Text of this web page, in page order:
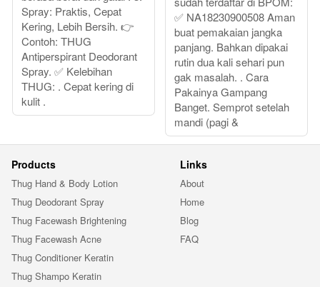
Spray: Praktis, Cepat
Kering, Lebih Bersih. 👉
Contoh: THUG
Antiperspirant Deodorant
Spray. ✅ Kelebihan
THUG: . Cepat kering di
kulit .
✅ NA18230900508 Aman
buat pemakaian jangka
panjang. Bahkan dipakai
rutin dua kali sehari pun
gak masalah. . Cara
Pakainya Gampang
Banget. Semprot setelah
mandi (pagi &
Products
Thug Hand & Body Lotion
Thug Deodorant Spray
Thug Facewash Brightening
Thug Facewash Acne
Thug Conditioner Keratin
Thug Shampo Keratin
Links
About
Home
Blog
FAQ